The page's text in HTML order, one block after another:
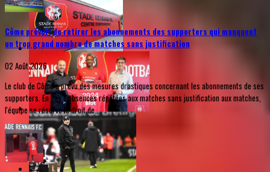
Côme prévoit de retirer les abonnements des supporters qui manquent
un trop grand nombre de matches sans justification
02 Août 2026
Le club de Côme a prévu des mesures drastiques concernant les abonnements de ses
supporters. En cas d'absences répétées aux matches sans justification aux matches,
l'équipe se réserve le droit de...